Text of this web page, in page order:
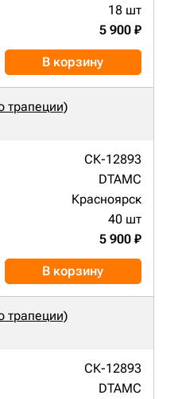
18 шт
5 900 ₽
В корзину
трапеции)
СК-12893
DTAMC
Красноярск
40 шт
5 900 ₽
В корзину
трапеции)
СК-12893
DTAMC